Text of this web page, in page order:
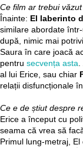
Ce film ar trebui
Înainte: El laberinto
similare abordate
după, nimic mai
Saura în care joacă
pentru secvența asta.
al lui Erice, sau chiar
relații disfuncționale
Ce e de știut despre
Erice a început cu
seama că vrea să
Primul lung-metraj,